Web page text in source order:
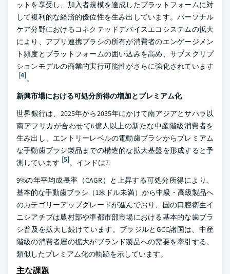
ットを享受し、加入者規模を達成したプラットフォームに対
して複利的な経済的優位性を生み出しています。パーソナル
ケア分野におけるコネクテッドデバイスエコシステムの拡大
により、アプリ連携ブラシの所有が消費者のエンゲージメン
ト頻度とプラットフォームの囲い込みを高め、サブスクリプ
ションモデルの商業的実行可能性がさらに強化されています
[4]。
新興市場における可処分所得の増加とプレミアム化
世界銀行は、2025年から2035年にかけて南アジアとサハラ以
南アフリカが合わせて6億人以上の新たな中産階級消費者を
生み出し、エントリーレベルの電動歯ブラシからプレミアム
な手動歯ブラシ製品までの構造的な拡大基盤を形成すると予
測しています [5]。インドは7.
9%の年平均成長率（CAGR）と上昇する可処分所得により、
基本的な手動歯ブラシ（1米ドル未満）から中級・高級製品へ
のカテゴリーアップグレードが進んでおり、国の口腔衛生イ
ニシアチブは農村部や準都市部市場における基本的な歯ブラ
シ普及を拡大し続けています。ブラジルとGCC諸国は、中産
階級の消費者層の拡大がブランド製品への需要を牽引する、
類似したプレミアム化の軌跡を示しています。
主な課題